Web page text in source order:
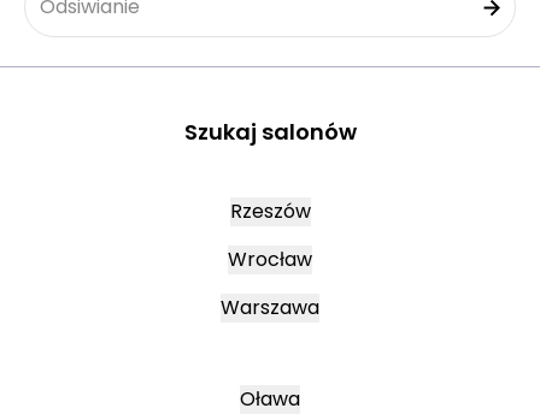
Odsiwianie
Szukaj salonów
Rzeszów
Wrocław
Warszawa
Oława